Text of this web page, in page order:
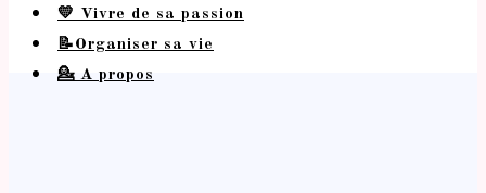
💛 Vivre de sa passion
📝Organiser sa vie
💁 A propos